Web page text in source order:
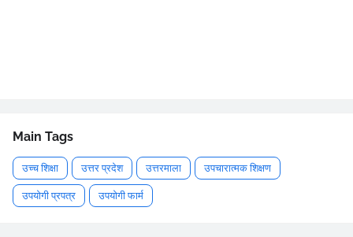
Main Tags
उच्च शिक्षा उत्तर प्रदेश उत्तरमाला उपचारात्मक शिक्षण
उपयोगी प्रपत्र उपयोगी फार्म